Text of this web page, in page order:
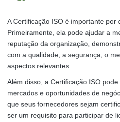
A Certificação ISO é importante por
Primeiramente, ela pode ajudar a
reputação da organização,
com a qualidade, a segurança, o
aspectos relevantes.
Além disso, a Certificação ISO
mercados e oportunidades de
que seus fornecedores sejam
ser um requisito para participar de